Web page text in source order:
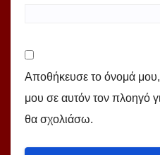
Αποθήκευσε το όνομά μου,
μου σε αυτόν τον πλοηγό
θα σχολιάσω.